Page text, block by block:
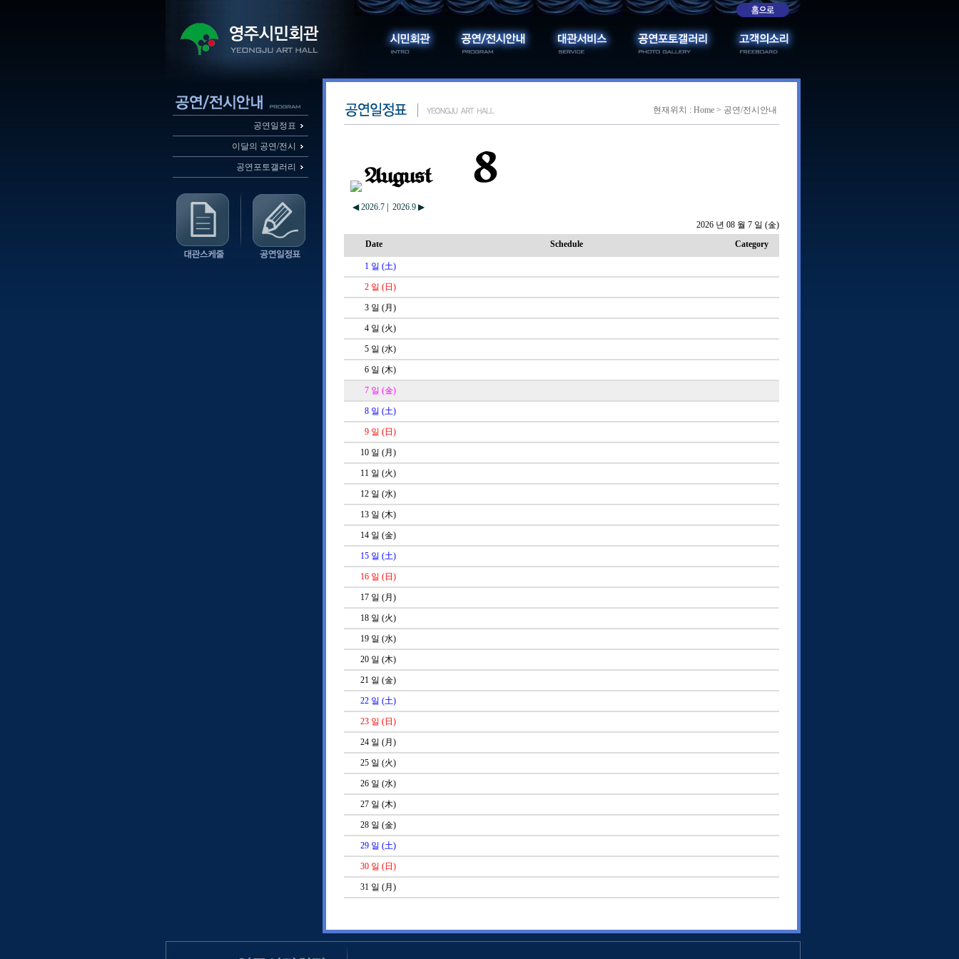
공연일정표
이달의 공연/전시
공연포토갤러리
현재위치 : Home > 공연/전시안내
◀ 2026.7
2026.9 ▶
2026 년 08 월 7 일 (金)
Date
Schedule Category
1 일 (土)
2 일 (日)
3 일 (月)
4 일 (火)
5 일 (水)
6 일 (木)
7 일 (金)
8 일 (土)
9 일 (日)
10 일 (月)
11 일 (火)
12 일 (水)
13 일 (木)
14 일 (金)
15 일 (土)
16 일 (日)
17 일 (月)
18 일 (火)
19 일 (水)
20 일 (木)
21 일 (金)
22 일 (土)
23 일 (日)
24 일 (月)
25 일 (火)
26 일 (水)
27 일 (木)
28 일 (金)
29 일 (土)
30 일 (日)
31 일 (月)